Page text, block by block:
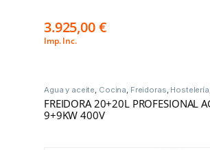
3.925,00€
Imp. Inc.
Agua y aceite, Cocina, Freidoras, Hostelería
FREIDORA 20+20L PROFESIONAL
9+9KW 400V